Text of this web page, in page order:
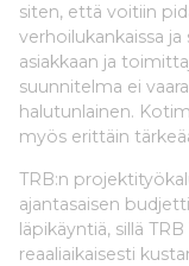
siten, että voitiin
verhoilukankaissa ja
asiakkaan ja
suunnitelma ei
halutunlainen.
myös erittäin
TRB:n
ajantasaisen
läpikäyntiä, sillä
reaaliaikaisesti